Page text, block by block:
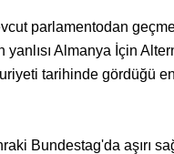
parlamentodan
Almanya İçin
tarihinde gördüğü
Bundestag'da aşırı